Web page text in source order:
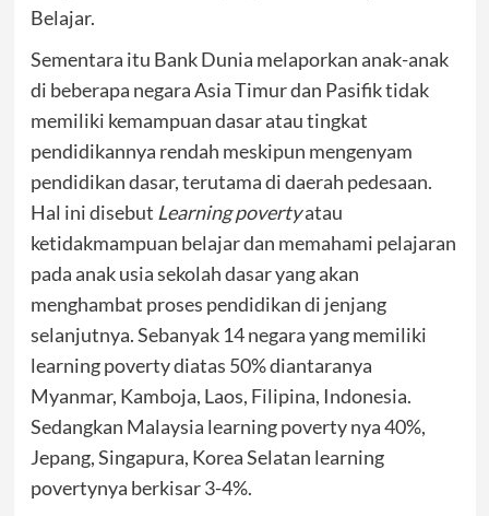
Belajar.
Sementara itu Bank Dunia melaporkan anak-anak
di beberapa negara Asia Timur dan Pasifik tidak
memiliki kemampuan dasar atau tingkat
pendidikannya rendah meskipun mengenyam
pendidikan dasar, terutama di daerah pedesaan.
Hal ini disebut Learning povertyatau
ketidakmampuan belajar dan memahami pelajaran
pada anak usia sekolah dasar yang akan
menghambat proses pendidikan di jenjang
selanjutnya. Sebanyak 14 negara yang memiliki
learning poverty diatas 50% diantaranya
Myanmar, Kamboja, Laos, Filipina, Indonesia.
Sedangkan Malaysia learning poverty nya 40%,
Jepang, Singapura, Korea Selatan learning
povertynya berkisar 3-4%.